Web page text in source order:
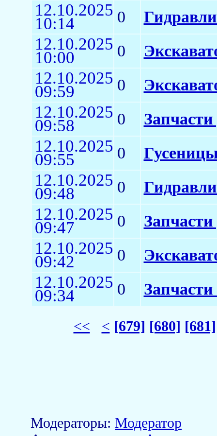
12.10.2025
10:14 0
12.10.2025
10:00 0
12.10.2025
09:59 0
12.10.2025
09:58 0 Запчасти
12.10.2025
09:55 0
12.10.2025
09:48 0
12.10.2025
09:47 0 Запчасти
12.10.2025
09:42 0
12.10.2025
09:34 0 Запчасти
<< < [679] [680] [681]
Модераторы:Модератор